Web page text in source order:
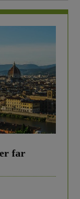
far